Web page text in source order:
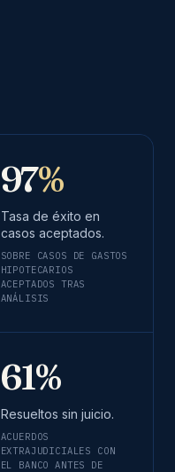
97%
Tasa de éxito en
casos aceptados.
SOBRE CASOS DE GASTOS
HIPOTECARIOS
ACEPTADOS TRAS
ANÁLISIS
61%
Resueltos sin juicio.
ACUERDOS
EXTRAJUDICIALES CON
EL BANCO ANTES DE